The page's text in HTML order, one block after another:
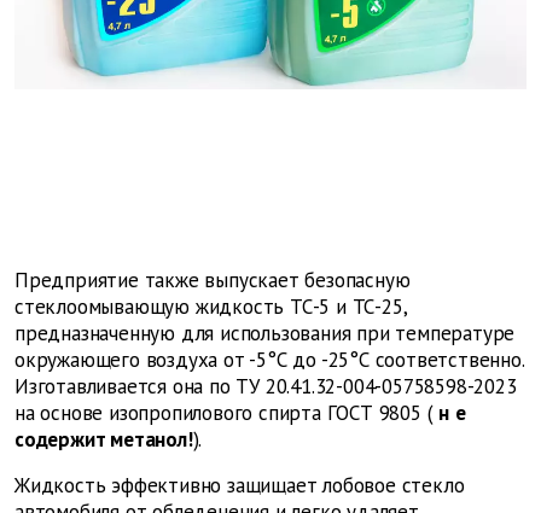
Предприятие также выпускает безопасную
стеклоомывающую жидкость ТС-5 и ТС-25,
предназначенную для использования при температуре
окружающего воздуха от -5°С до -25°С соответственно.
Изготавливается она по ТУ 20.41.32-004-05758598-2023
на основе изопропилового спирта ГОСТ 9805 ( н е
содержит метанол!).
Жидкость эффективно защищает лобовое стекло